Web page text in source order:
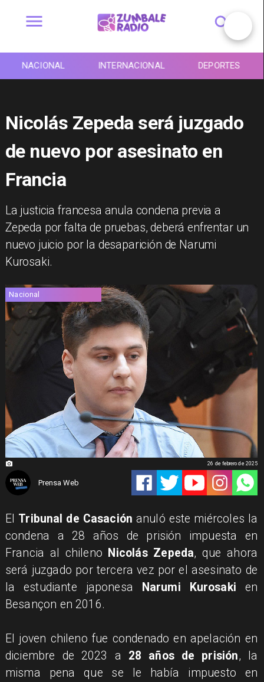
NACIONAL INTERNACIONAL DEPORTES
Nicolás Zepeda será juzgado
de nuevo por asesinato en
Francia
La justicia francesa anula condena previa a
Zepeda por falta de pruebas, deberá enfrentar un
nuevo juicio por la desaparición de Narumi
Kurosaki.
Nacional
Prensa Web
26 de febrero de 2025
El Tribunal de Casación anuló este miércoles la
condena a 28 años de prisión impuesta en
Francia al chileno Nicolás Zepeda, que ahora
será juzgado por tercera vez por el asesinato de
la estudiante japonesa Narumi Kurosaki en
Besançon en 2016.
El joven chileno fue condenado en apelación en
diciembre de 2023 a 28 años de prisión, la
misma pena que se le había impuesto en